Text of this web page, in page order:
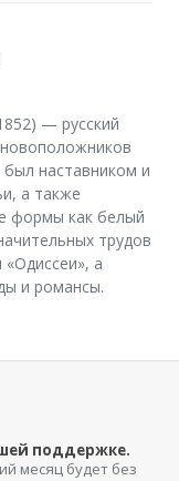
— русский
наставником и
а также
формы как белый
трудов
а
и романсы.
поддержке.
месяц будет без